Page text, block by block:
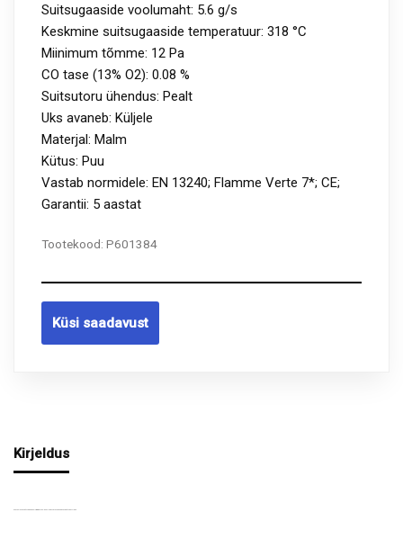
Suitsugaaside voolumaht: 5.6 g/s
Keskmine suitsugaaside temperatuur: 318 °C
Miinimum tõmme: 12 Pa
CO tase (13% O2): 0.08 %
Suitsutoru ühendus: Pealt
Uks avaneb: Küljele
Materjal: Malm
Kütus: Puu
Vastab normidele: EN 13240; Flamme Verte 7*; CE;
Garantii: 5 aastat
Tootekood: P601384
Küsi saadavust
Kirjeldus